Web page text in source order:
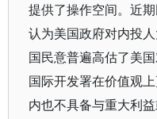
提供了操作空间。近
认为美国政府对内投
国民意普遍高估了美
国际开发署在价值观
内也不具备与重大利